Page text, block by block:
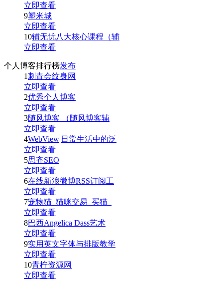
立即查看
9塑米城
立即查看
10辅无忧八大核心课程（辅
立即查看
个人博客排行榜发布
1刺青会纹身网
立即查看
2优秀个人博客
立即查看
3随风博客 （随风博客辅
立即查看
4WebView|日常生活中的泛
立即查看
5思齐SEO
立即查看
6在线新浪微博RSS订阅工
立即查看
7宠物猫_猫咪交易_买猫_
立即查看
8巴西Angelica Dass艺术
立即查看
9实用英文字体与排版教学
立即查看
10青柠资源网
立即查看